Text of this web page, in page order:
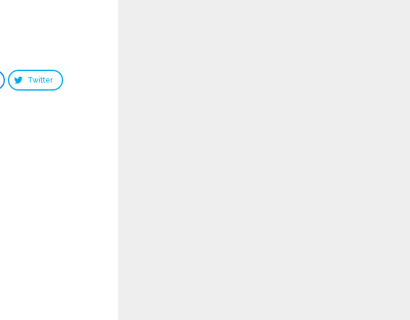
Twitter